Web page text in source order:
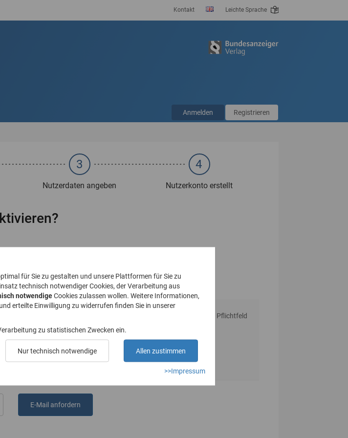
Kontakt Leichte Sprache
Anmelden Registrieren
3
Nutzerdaten angeben
4
Nutzerkonto erstellt
* Pflichtfeld
für Sie zu gestalten und unsere Plattformen für Sie zu
technisch notwendiger Cookies, der Verarbeitung aus
notwendigeCookies zulassen wollen. Weitere Informationen,
erteilte Einwilligung zu widerrufen finden Sie in unserer
zu statistischen Zwecken ein.
Nur technisch notwendige Allen zustimmen
>>Impressum